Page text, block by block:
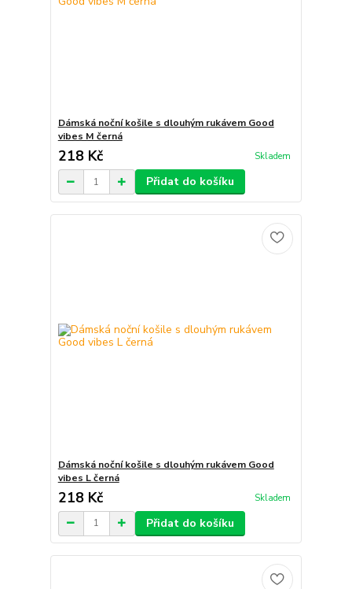
Dámská noční košile s dlouhým rukávem Good
vibes M černá
218 Kč Skladem
Přidat do košíku
Dámská noční košile s dlouhým rukávem Good
vibes L černá
218 Kč Skladem
Přidat do košíku